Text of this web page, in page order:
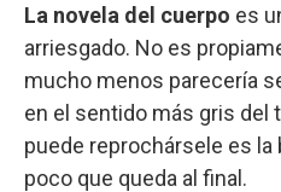
La novela del cuerpo es
arriesgado. No es
mucho menos parecería
en el sentido más gris del
puede reprochársele es la
poco que queda al final.